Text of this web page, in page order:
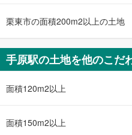
栗東市の面積200m2以上の土地
手原駅の土地を他のこだ
面積120m2以上
面積150m2以上